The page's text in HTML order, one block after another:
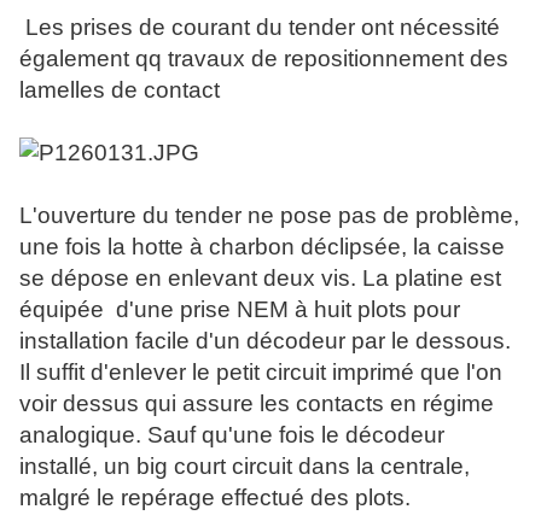
Les prises de courant du tender ont nécessité
également qq travaux de repositionnement des
lamelles de contact
L'ouverture du tender ne pose pas de problème,
une fois la hotte à charbon déclipsée, la caisse
se dépose en enlevant deux vis. La platine est
équipée d'une prise NEM à huit plots pour
installation facile d'un décodeur par le dessous.
Il suffit d'enlever le petit circuit imprimé que l'on
voir dessus qui assure les contacts en régime
analogique. Sauf qu'une fois le décodeur
installé, un big court circuit dans la centrale,
malgré le repérage effectué des plots.